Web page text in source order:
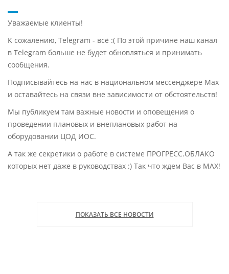
Уважаемые клиенты!
К сожалению, Telegram - всё :( По этой причине наш канал
в Telegram больше не будет обновляться и принимать
сообщения.
Подписывайтесь на нас в национальном мессенджере Max
и оставайтесь на связи вне зависимости от обстоятельств!
Мы публикуем там важные новости и оповещения о
проведении плановых и внеплановых работ на
оборудовании ЦОД ИОС.
А так же секретики о работе в системе ПРОГРЕСС.ОБЛАКО
которых нет даже в руководствах :) Так что ждем Вас в MAX!
ПОКАЗАТЬ ВСЕ НОВОСТИ